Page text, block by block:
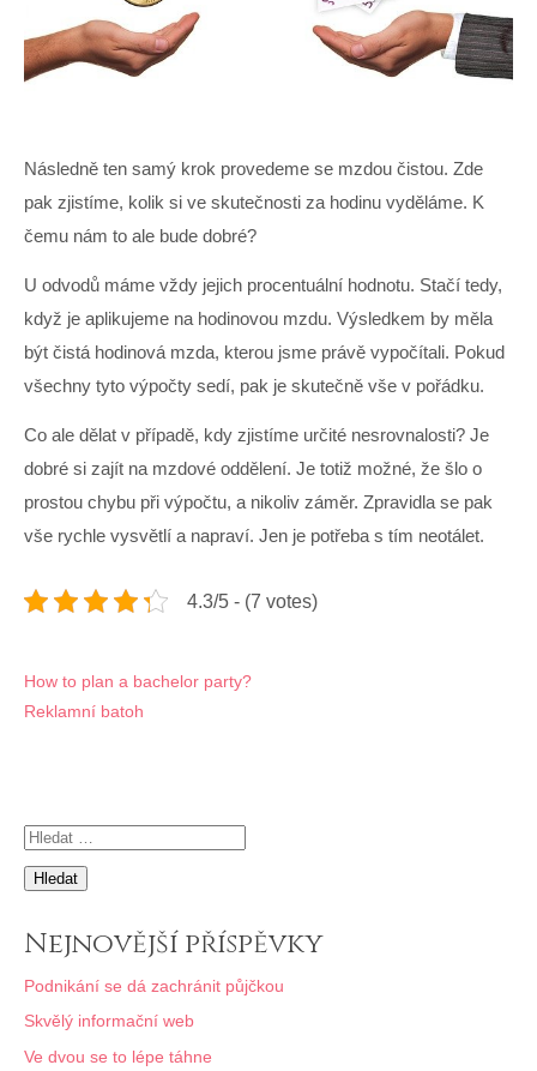
Následně ten samý krok provedeme se mzdou čistou. Zde
pak zjistíme, kolik si ve skutečnosti za hodinu vyděláme. K
čemu nám to ale bude dobré?
U odvodů máme vždy jejich procentuální hodnotu. Stačí tedy,
když je aplikujeme na hodinovou mzdu. Výsledkem by měla
být čistá hodinová mzda, kterou jsme právě vypočítali. Pokud
všechny tyto výpočty sedí, pak je skutečně vše v pořádku.
Co ale dělat v případě, kdy zjistíme určité nesrovnalosti? Je
dobré si zajít na mzdové oddělení. Je totiž možné, že šlo o
prostou chybu při výpočtu, a nikoliv záměr. Zpravidla se pak
vše rychle vysvětlí a napraví. Jen je potřeba s tím neotálet.
4.3/5 - (7 votes)
Navigace
pro
How to plan a bachelor party?
Reklamní batoh
Vyhledávání
Nejnovější příspěvky
Podnikání se dá zachránit půjčkou
Skvělý informační web
Ve dvou se to lépe táhne